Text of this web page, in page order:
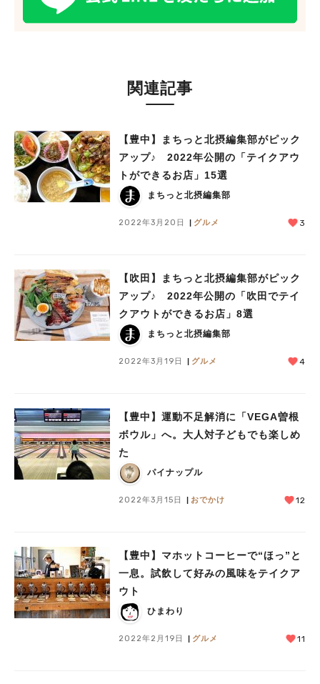
関連記事
【豊中】まちっと北摂編集部がピック
アップ♪ 2022年公開の「テイクアウ
トができるお店」15選
まちっと北摂編集部
2022年3月20日 グルメ 3
【吹田】まちっと北摂編集部がピック
アップ♪ 2022年公開の「吹田でテイ
クアウトができるお店」8選
まちっと北摂編集部
2022年3月19日 グルメ 4
【豊中】運動不足解消に「VEGA曽根
ボウル」へ。大人対子どもでも楽しめ
た
パイナップル
2022年3月15日 おでかけ 12
【豊中】マホットコーヒーで“ほっ”と
一息。試飲して好みの風味をテイクア
ウト
ひまわり
2022年2月19日 グルメ 11